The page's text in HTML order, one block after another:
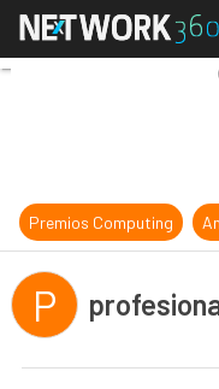
Premios Computing
P